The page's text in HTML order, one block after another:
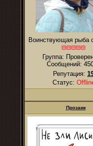
Воинствующая рыба
Группа:
Сообщений:
Репутация:
Статус:
Прозаик